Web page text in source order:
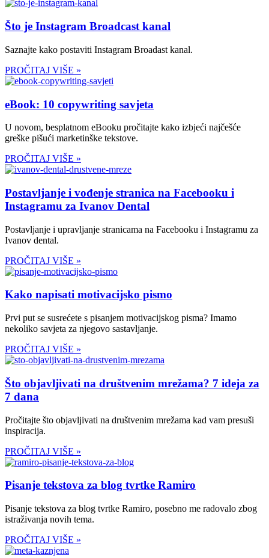
Što je Instagram Broadcast kanal
Saznajte kako postaviti Instagram Broadast kanal.
PROČITAJ VIŠE »
eBook: 10 copywriting savjeta
U novom, besplatnom eBooku pročitajte kako izbjeći najčešće
greške pišući marketinške tekstove.
PROČITAJ VIŠE »
Postavljanje i vođenje stranica na Facebooku i
Instagramu za Ivanov Dental
Postavljanje i upravljanje stranicama na Facebooku i Instagramu za
Ivanov dental.
PROČITAJ VIŠE »
Kako napisati motivacijsko pismo
Prvi put se susrećete s pisanjem motivacijskog pisma? Imamo
nekoliko savjeta za njegovo sastavljanje.
PROČITAJ VIŠE »
Što objavljivati na društvenim mrežama? 7 ideja za
7 dana
Pročitajte što objavljivati na društvenim mrežama kad vam presuši
inspiracija.
PROČITAJ VIŠE »
Pisanje tekstova za blog tvrtke Ramiro
Pisanje tekstova za blog tvrtke Ramiro, posebno me radovalo zbog
istraživanja novih tema.
PROČITAJ VIŠE »